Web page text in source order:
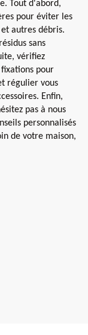
Tout d'abord,
pour éviter les
autres débris.
sans
vérifiez
pour
régulier vous
Enfin,
pas à nous
personnalisés
de votre maison,